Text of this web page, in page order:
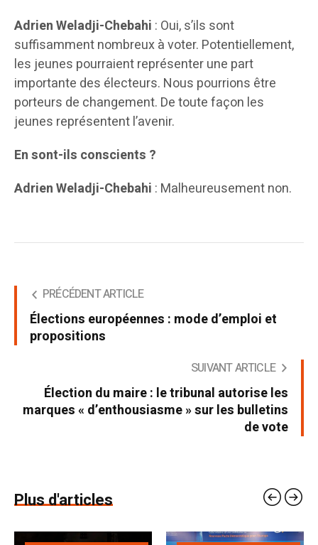
Adrien Weladji-Chebahi : Oui, s’ils sont
suffisamment nombreux à voter. Potentiellement,
les jeunes pourraient représenter une part
importante des électeurs. Nous pourrions être
porteurs de changement. De toute façon les
jeunes représentent l’avenir.
En sont-ils conscients ?
Adrien Weladji-Chebahi : Malheureusement non.
PRÉCÉDENT ARTICLE
Élections européennes : mode d’emploi et
propositions
SUIVANT ARTICLE
Élection du maire : le tribunal autorise les
marques « d’enthousiasme » sur les bulletins
de vote
Plus d'articles